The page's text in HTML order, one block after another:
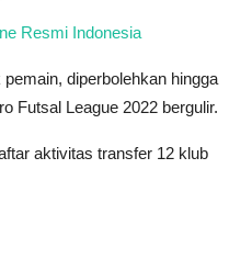
Resmi Indonesia
diperbolehkan hingga
Futsal League 2022 bergulir.
aktivitas transfer 12 klub